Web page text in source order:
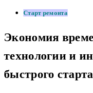
Старт ремонта
Экономия
технологии и
быстрого